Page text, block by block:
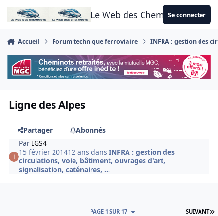
Aller au contenu
Le Web des CheminotsSe connecter
Accueil Forum technique ferroviaire INFRA : gestion des
Ligne des Alpes
Partager
Abonnés
ParIGS4
15 février 201412 ans dansINFRA : gestion des
circulations, voie, bâtiment, ouvrages d'art,
signalisation, caténaires, ...
SUIVANT
PAGE 1 SUR 17